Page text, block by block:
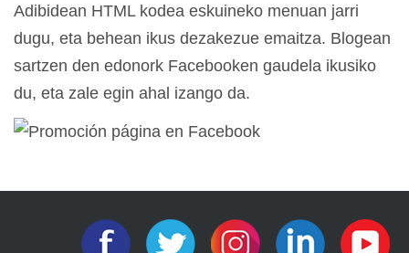
Adibidean HTML kodea eskuineko menuan jarri
dugu, eta behean ikus dezakezue emaitza. Blogean
sartzen den edonork Facebooken gaudela ikusiko
du, eta zale egin ahal izango da.